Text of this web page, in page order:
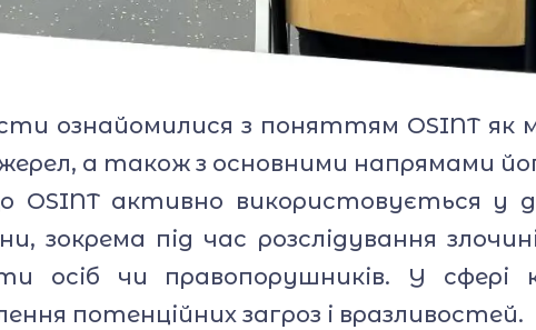
ознайомилися з поняттям OSINT як
а також з основними напрямами
OSINT активно використовується у
зокрема під час розслідування
осіб чи правопорушників. У сфері
потенційних загроз і вразливостей.